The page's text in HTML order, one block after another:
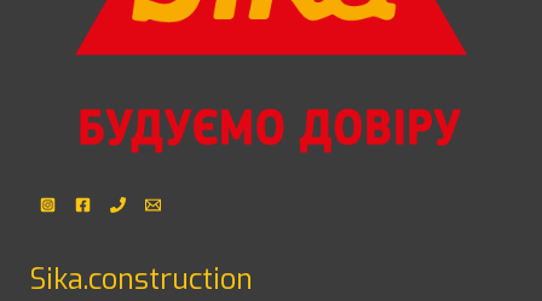
Sika.construction